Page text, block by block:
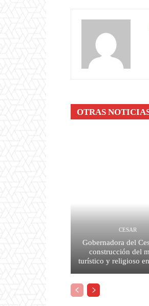
OTRAS
CESAR
Gobernadora del
construcción del
turístico y religioso